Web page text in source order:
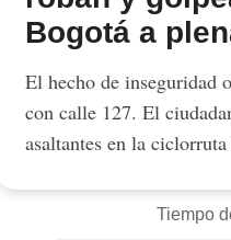
Bogotá a
El hecho de inseguridad
con calle 127. El
asaltantes en la
Tiempo